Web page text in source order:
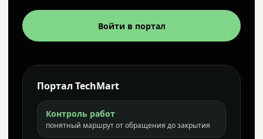
Войти в портал
Портал TechMart
Контроль работ
понятный маршрут от обращения до закрытия